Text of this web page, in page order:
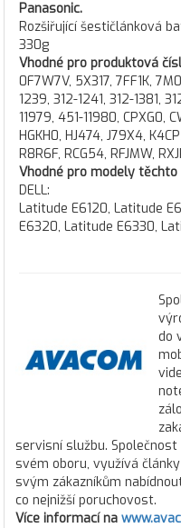
Panasonic.
Rozšiřující šestičlánková
330g
Vhodné pro produktová
0F7W7V, 5X317, 7FF1K,
1239, 312-1241, 312-1381,
11979, 451-11980, CPXG0,
HGKH0, HJ474, J79X4,
R8R6F, RCG54, RFJMW,
Vhodné pro modely těchto
DELL:
Latitude E6120, Latitude
E6320, Latitude E6330,
do
servisní službu.
svém oboru, využívá
svým zákazníkům
co nejnižší poruchovost.
Více informací na